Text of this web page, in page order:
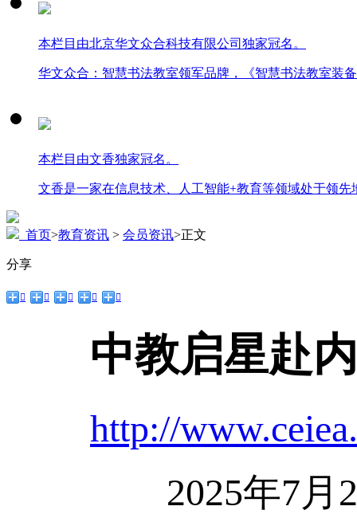
本栏目由北京华文众合科技有限公司独家冠名。
华文众合：智慧书法教室领军品牌，《智慧书法教室装
本栏目由文香独家冠名。
文香是一家在信息技术、人工智能+教育等领域处于领
首页>教育资讯 > 会员资讯>正文
分享
    
中教启星赴
http://
2025年7月